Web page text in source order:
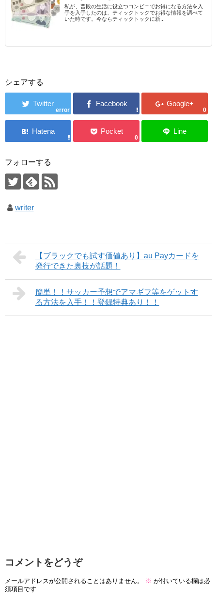
私が、普段の生活に役立つコンビニでお得になる方法を入
手を入手したのは、ティックトックでお得な情報を調べて
いた時です。今ならティックトックに新...
シェアする
error 0
0
フォローする
writer
【ブラックでも試す価値あり】au Payカードを
発行できた裏技が話題！
簡単！！サッカー予想でアマギフ等をゲットす
る方法を入手！！登録特典あり！！
コメントをどうぞ
メールアドレスが公開されることはありません。 ※ が付いている欄は必
須項目です